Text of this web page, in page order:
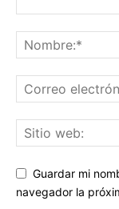
Guardar mi
navegador la